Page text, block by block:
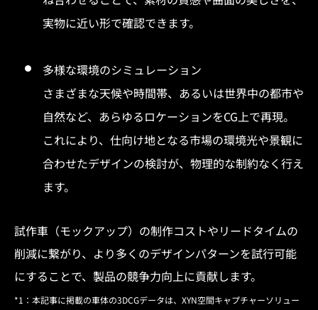
実物に近い形で確認できます。
多様な環境のシミュレーション
さまざまな天候や時間帯、あるいは世界中の都市や
自然など、あらゆるロケーションをCG上で再現。
これにより、仕向け地となる市場の環境光や景観に
合わせたデザインの検討が、物理的な制約なく行え
ます。
試作車（モックアップ）の制作コストやリードタイムの
削減に繋がり、より多くのデザインパターンを試行可能
にすることで、製品の競争力向上に貢献します。
*1：本記事に掲載の車体の3DCGデータは、XYN空間キャプチャーソリュー